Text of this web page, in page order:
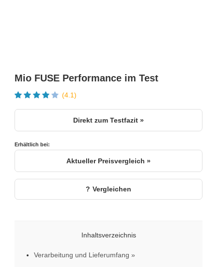
Mio FUSE Performance im Test
(4.1)
Direkt zum Testfazit »
Erhältlich bei:
Aktueller Preisvergleich »
Vergleichen
Inhaltsverzeichnis
Verarbeitung und Lieferumfang